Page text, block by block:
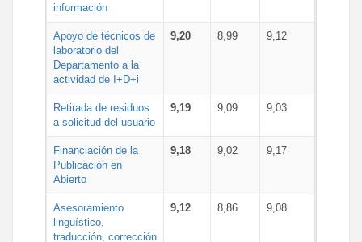
información
Apoyo de técnicos de
laboratorio del
Departamento a la
actividad de I+D+i
9,20 8,99 9,12
Retirada de residuos
a solicitud del usuario
9,19 9,09 9,03
Financiación de la
Publicación en
Abierto
9,18 9,02 9,17
Asesoramiento
lingüístico,
traducción, corrección
9,12 8,86 9,08